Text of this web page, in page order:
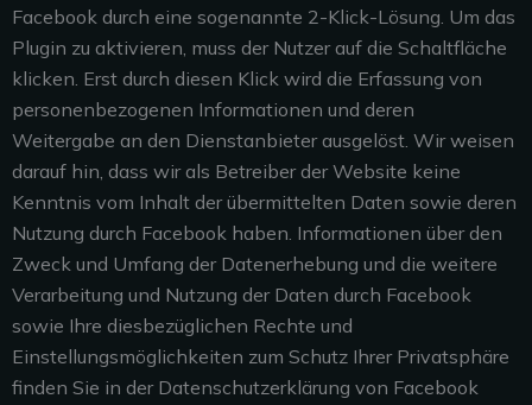
Facebook durch eine sogenannte 2-Klick-Lösung. Um das
Plugin zu aktivieren, muss der Nutzer auf die Schaltfläche
klicken. Erst durch diesen Klick wird die Erfassung von
personenbezogenen Informationen und deren
Weitergabe an den Dienstanbieter ausgelöst. Wir weisen
darauf hin, dass wir als Betreiber der Website keine
Kenntnis vom Inhalt der übermittelten Daten sowie deren
Nutzung durch Facebook haben. Informationen über den
Zweck und Umfang der Datenerhebung und die weitere
Verarbeitung und Nutzung der Daten durch Facebook
sowie Ihre diesbezüglichen Rechte und
Einstellungsmöglichkeiten zum Schutz Ihrer Privatsphäre
finden Sie in der Datenschutzerklärung von Facebook